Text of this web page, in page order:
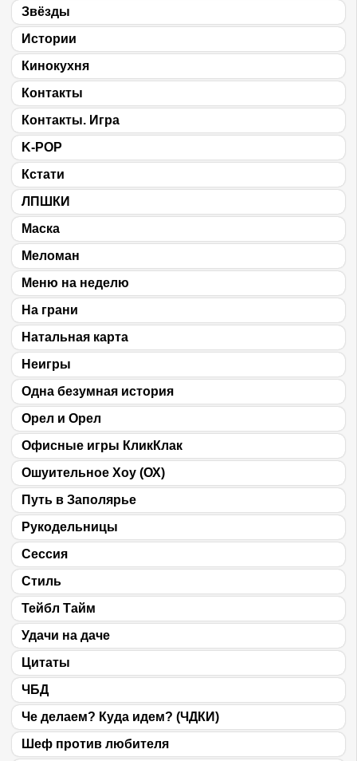
Звёзды
Истории
Кинокухня
Контакты
Контакты. Игра
K-POP
Кстати
ЛПШКИ
Маска
Меломан
Меню на неделю
На грани
Натальная карта
Неигры
Одна безумная история
Орел и Орел
Офисные игры КликКлак
Ошуительное Хоу (ОХ)
Путь в Заполярье
Рукодельницы
Сессия
Cтиль
Тейбл Тайм
Удачи на даче
Цитаты
ЧБД
Че делаем? Куда идем? (ЧДКИ)
Шеф против любителя